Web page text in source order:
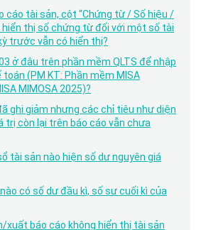
cáo tài sản, cột “Chứng từ / Số hiệu /
hiển thị số chứng từ đối với một số tài
trước vẫn có hiển thị?
ở đâu trên phần mềm QLTS để nhập
(PM KT: Phần mềm MISA
MIMOSA 2025)?
ghi giảm nhưng các chỉ tiêu như diện
trị còn lại trên báo cáo vẫn chưa
tài sản nào hiện số dư nguyên giá
có số dư đầu kì, số sư cuối kì của
xuất báo cáo không hiển thị tài sản